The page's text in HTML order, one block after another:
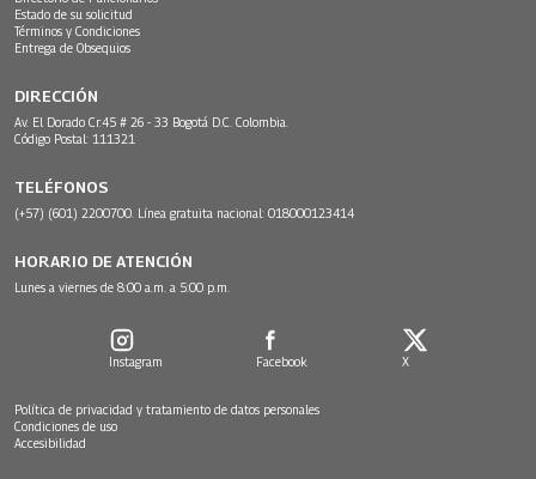
Estado de su solicitud
Términos y Condiciones
Entrega de Obsequios
DIRECCIÓN
Av. El Dorado Cr.45 # 26 - 33 Bogotá D.C. Colombia.
Código Postal: 111321
TELÉFONOS
(+57) (601) 2200700. Línea gratuita nacional: 018000123414
HORARIO DE ATENCIÓN
Lunes a viernes de 8:00 a.m. a 5:00 p.m.
Instagram Facebook X
Política de privacidad y tratamiento de datos personales
Condiciones de uso
Accesibilidad